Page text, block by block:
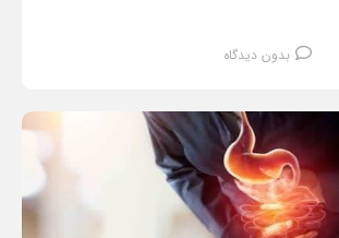
بدون دیدگاه